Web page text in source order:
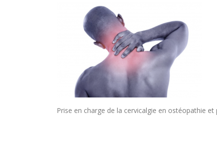
Prise en charge de la cervicalgie en ostéopathie